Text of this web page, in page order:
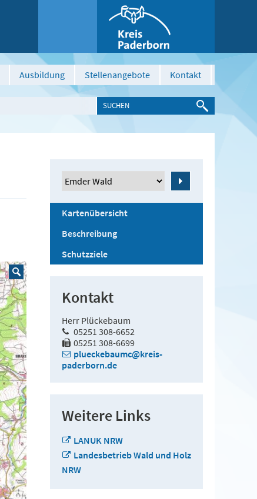
Ausbildung Stellenangebote Kontakt
Kartenübersicht
Beschreibung
Schutzziele
Kontakt
Herr Plückebaum
05251 308-6652
05251 308-6699
plueckebaumc@kreis-
paderborn.de
Weitere Links
LANUK NRW
Landesbetrieb Wald und Holz
NRW